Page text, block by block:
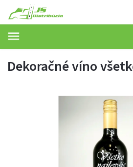
Dekoračné víno